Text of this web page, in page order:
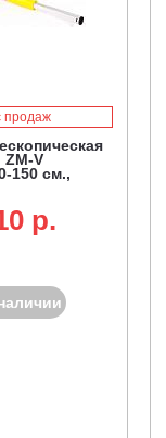
продаж
ZM-V
150 см.,
p.